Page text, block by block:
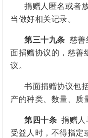
捐赠人匿名或者
当做好相关记录。
第三十九条 慈善
面捐赠协议的，慈善
议。
书面捐赠协议包
产的种类、数量、质
第四十条 捐赠人
受益人时，不得指定